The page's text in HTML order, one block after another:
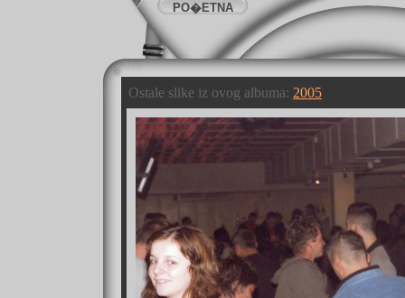
PO�ETNA
Ostale slike iz ovog albuma: 2005